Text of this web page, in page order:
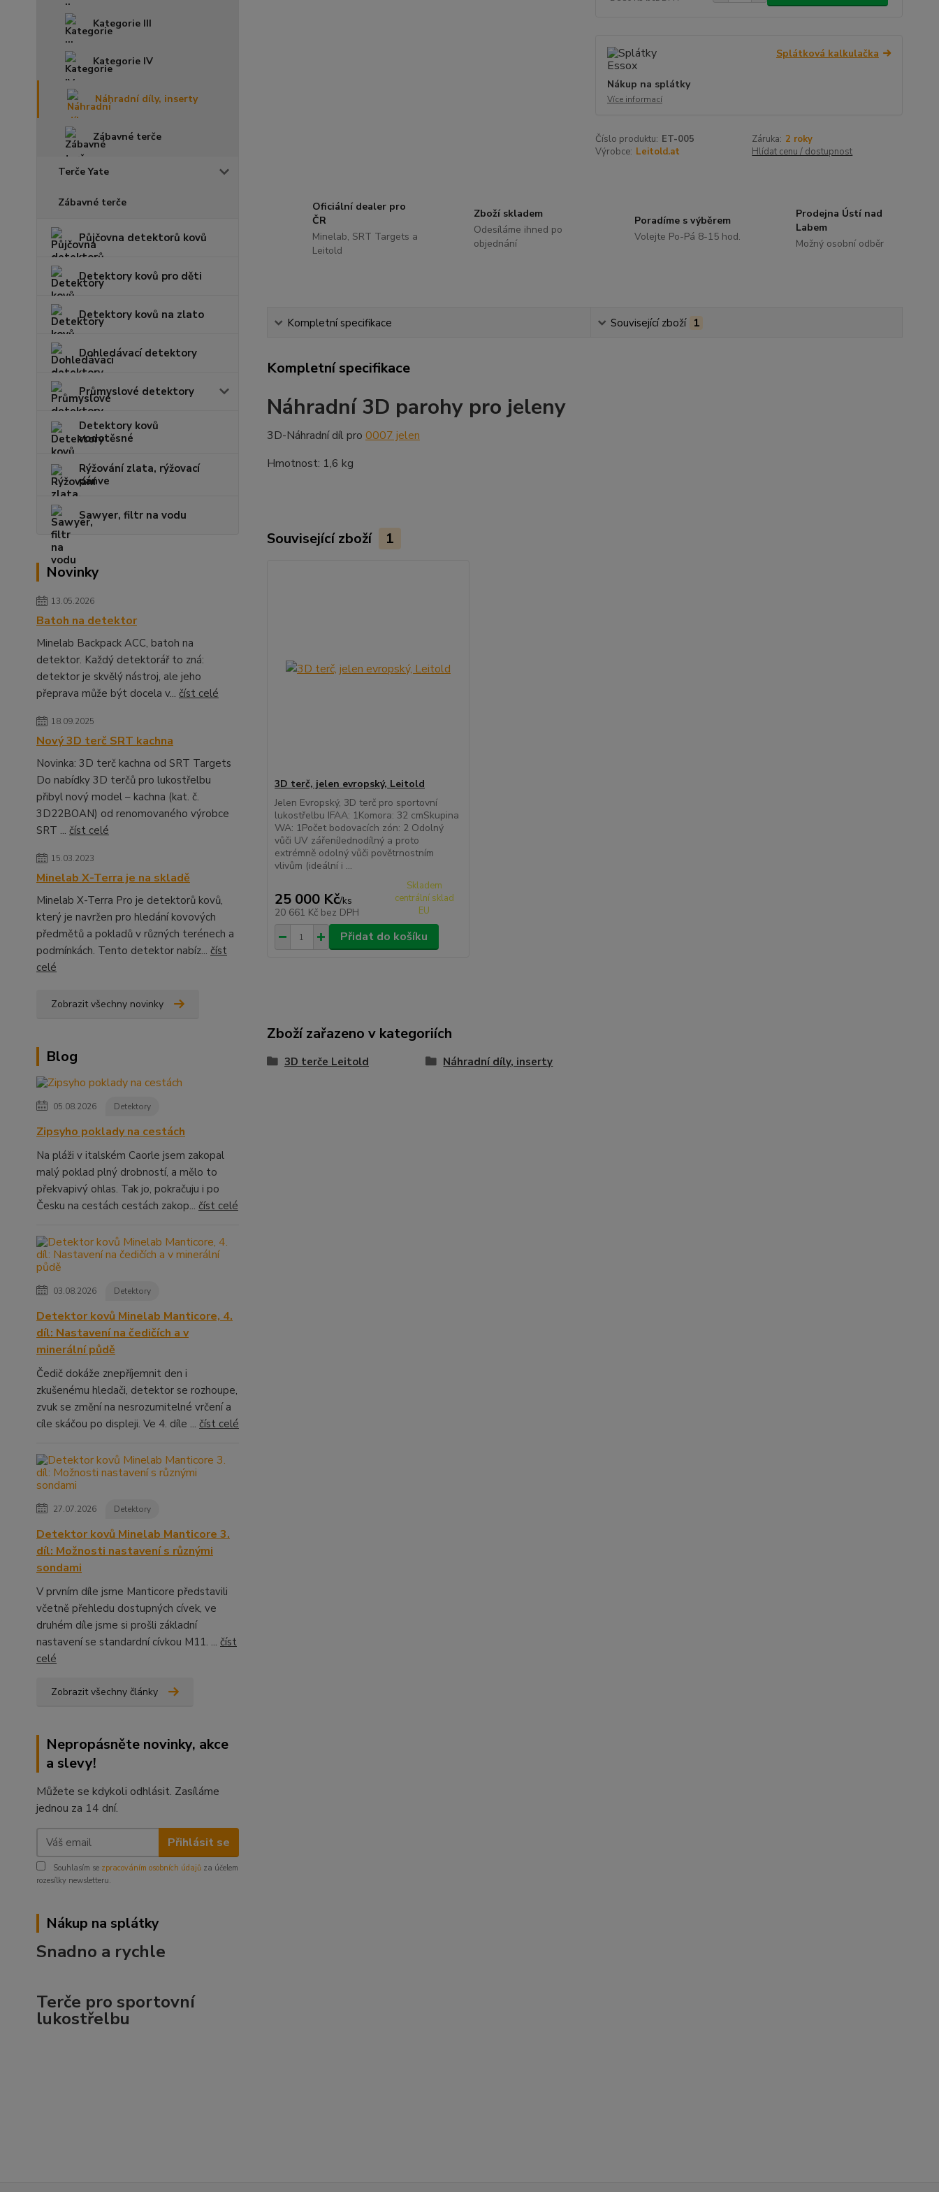
Kategorie III
Kategorie IV
Náhradní díly, inserty
Zábavné terče
Terče Yate
Zábavné terče
Půjčovna detektorů kovů
Detektory kovů pro děti
Detektory kovů na zlato
Dohledávací detektory
Průmyslové detektory
Detektory kovů
vodotěsné
Rýžování zlata, rýžovací
pánve
Sawyer, filtr na vodu
Novinky
13.05.2026
Batoh na detektor
Minelab Backpack ACC, batoh na
detektor. Každý detektorář to zná:
detektor je skvělý nástroj, ale jeho
přeprava může být docela v... číst celé
18.09.2025
Nový 3D terč SRT kachna
Novinka: 3D terč kachna od SRT Targets
Do nabídky 3D terčů pro lukostřelbu
přibyl nový model – kachna (kat. č.
3D22BOAN) od renomovaného výrobce
SRT ... číst celé
15.03.2023
Minelab X-Terra je na skladě
Minelab X-Terra Pro je detektorů kovů,
který je navržen pro hledání kovových
předmětů a pokladů v různých terénech a
podmínkách. Tento detektor nabíz... číst
celé
Zobrazit všechny novinky
Blog
05.08.2026 Detektory
Zipsyho poklady na cestách
Na pláži v italském Caorle jsem zakopal
malý poklad plný drobností, a mělo to
překvapivý ohlas. Tak jo, pokračuju i po
Česku na cestách cestách zakop... číst celé
03.08.2026 Detektory
Detektor kovů Minelab Manticore, 4.
díl: Nastavení na čedičích a v
minerální půdě
Čedič dokáže znepříjemnit den i
zkušenému hledači, detektor se rozhoupe,
zvuk se změní na nesrozumitelné vrčení a
cíle skáčou po displeji. Ve 4. díle ... číst celé
27.07.2026 Detektory
Detektor kovů Minelab Manticore 3.
díl: Možnosti nastavení s různými
sondami
V prvním díle jsme Manticore představili
včetně přehledu dostupných cívek, ve
druhém díle jsme si prošli základní
nastavení se standardní cívkou M11. ... číst
celé
Zobrazit všechny články
Nepropásněte novinky, akce
a slevy!
Můžete se kdykoli odhlásit. Zasíláme
jednou za 14 dní.
Přihlásit se
Souhlasím se zpracováním osobních údajů za účelem
rozesílky newsletteru.
Nákup na splátky
Snadno a rychle
Terče pro sportovní
lukostřelbu
Splátková kalkulačka
Nákup na splátky
Více informací
Číslo produktu: ET-005 Záruka: 2 roky
Výrobce: Leitold.at Hlídat cenu / dostupnost
Oficiální dealer pro
ČR
Minelab, SRT Targets a
Leitold
Zboží skladem
Odesíláme ihned po
objednání
Poradíme s výběrem
Volejte Po-Pá 8-15 hod.
Prodejna Ústí nad
Labem
Možný osobní odběr
Kompletní specifikace Související zboží 1
Kompletní specifikace
Náhradní 3D parohy pro jeleny
3D-Náhradní díl pro 0007 jelen
Hmotnost: 1,6 kg
Související zboží 1
3D terč, jelen evropský, Leitold
Jelen Evropský, 3D terč pro sportovní
lukostřelbu IFAA: 1Komora: 32 cmSkupina
WA: 1Počet bodovacích zón: 2 Odolný
vůči UV zářeníJednodílný a proto
extrémně odolný vůči povětrnostním
vlivům (ideální i ...
25 000 Kč/ks
20 661 Kč bez DPH
Skladem
centrální sklad
EU
Přidat do košíku
Zboží zařazeno v kategoriích
3D terče Leitold Náhradní díly, inserty